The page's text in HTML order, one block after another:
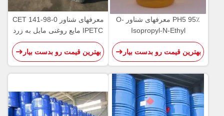
PH5 95٪ معرفهای شناور O-
Isopropyl-N-Ethyl
Thionocarbamate IPETC
AERO 3894
بهترین قیمت رو بدست بیار
معرفهای شناور CET 141-98-0
IPETC مایع روغنی مایل به زرد
بهترین قیمت رو بدست بیار